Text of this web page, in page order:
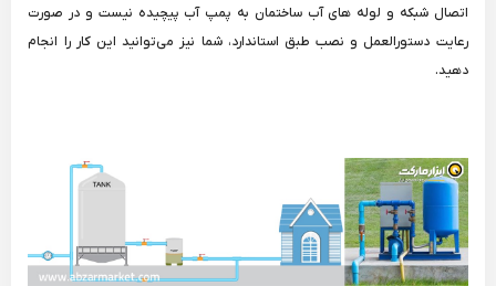
اتصال شبکه و لوله های آب ساختمان به پمپ آب پیچیده نیست و در صورت
رعایت دستورالعمل و نصب طبق استاندارد، شما نیز می‌توانید این کار را انجام
دهید.